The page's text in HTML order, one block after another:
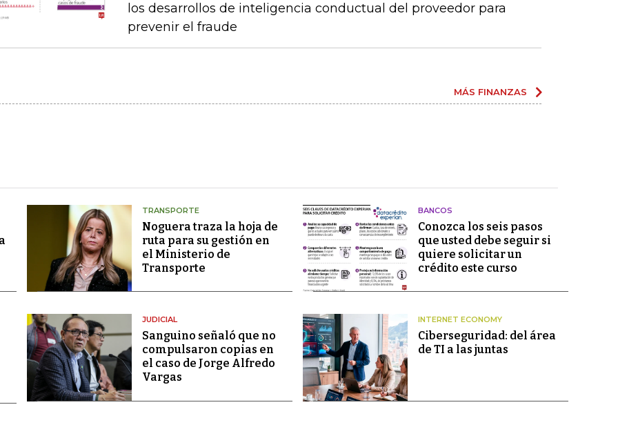
los desarrollos de inteligencia conductual del proveedor para
prevenir el fraude
MÁS FINANZAS
TRANSPORTE
Noguera traza la hoja de
ruta para su gestión en
el Ministerio de
Transporte
BANCOS
Conozca los seis pasos
que usted debe seguir si
quiere solicitar un
crédito este curso
JUDICIAL
Sanguino señaló que no
compulsaron copias en
el caso de Jorge Alfredo
Vargas
INTERNET ECONOMY
Ciberseguridad: del área
de TI a las juntas